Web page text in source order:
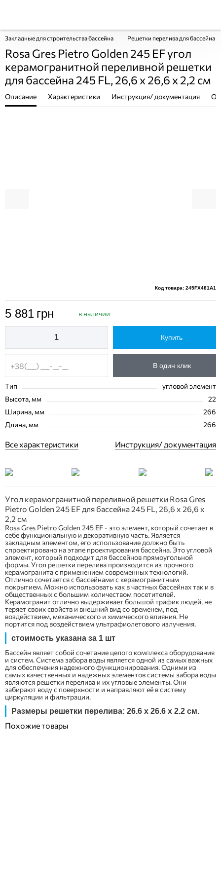
Закладные для строительства бассейна Решетки перелива для бассейна
Rosa Gres Pietro Golden 245 EF угол
керамогранитной переливной решетки
для бассейна 245 FL, 26,6 x 26,6 x 2,2 см
Описание Характеристики Инструкция/ документация
Код товара: 245FX481A1
5 881 грн в наличии
Купить
В один клик
Тип
угловой элемент
Высота, мм
22
Ширина, мм
266
Длина, мм
266
Все характеристики Инструкция/ документация
Угол керамогранитной переливной решетки Rosa Gres
Pietro Golden 245 EF для бассейна 245 FL, 26,6 x 26,6 x
2,2 см
Rosa Gres Pietro Golden 245 EF - это элемент, который сочетает в
себе функциональную и декоративную часть. Является
закладным элементом, его использование должно быть
спроектировано на этапе проектирования бассейна. Это угловой
элемент, который подходит для бассейнов прямоугольной
формы. Угол решетки перелива производится из прочного
керамогранита с применением современных технологий.
Отлично сочетается с бассейнами с керамогранитным
покрытием. Можно использовать как в частных бассейнах так и в
общественных с большим количеством посетителей.
Керамогранит отлично выдерживает большой трафик людей, не
теряет своих свойств и внешний вид со временем, под
воздействием, механического и химического влияния. Не
портится под воздействием ультрафиолетового излучения.
стоимость указана за 1 шт
Бассейн являет собой сочетание целого комплекса оборудования
и систем. Система забора воды является одной из самых важных
для обеспечения надежного функционирования. Одними из
самых качественных и надежных элементов системы забора воды
являются решетки перелива и их угловые элементы. Они
забирают воду с поверхности и направляют её в систему
циркуляции и фильтрации.
Размеры решетки перелива: 26.6 x 26.6 x 2.2 см.
Похожие товары